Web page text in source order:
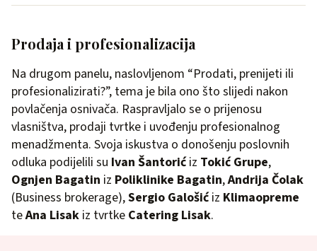
Prodaja i profesionalizacija
Na drugom panelu, naslovljenom “Prodati, prenijeti ili
profesionalizirati?”, tema je bila ono što slijedi nakon
povlačenja osnivača. Raspravljalo se o prijenosu
vlasništva, prodaji tvrtke i uvođenju profesionalnog
menadžmenta. Svoja iskustva o donošenju poslovnih
odluka podijelili su Ivan Šantorićiz Tokić Grupe,
Ognjen Bagatin iz Poliklinike Bagatin,Andrija Čolak
(Business brokerage),Sergio Galošićiz Klimaopreme
teAna Lisak iz tvrtke Catering Lisak.